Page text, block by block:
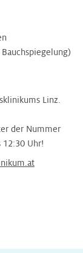
Linz.
der Nummer
Uhr!